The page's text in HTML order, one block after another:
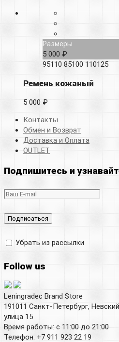
Размеры
5 000 ₽
95110 85100 110125
Ремень кожаный
5 000 ₽
Контакты
Обмен и Возврат
Доставка и Оплата
OUTLET
Подпишитесь и
Убрать из рассылки
Follow us
Leningradec Brand Store
191011 Санкт-Петербург,
улица 15
Время работы: с 11:00 до 21:00
Телефон: +7 911 923 22 19